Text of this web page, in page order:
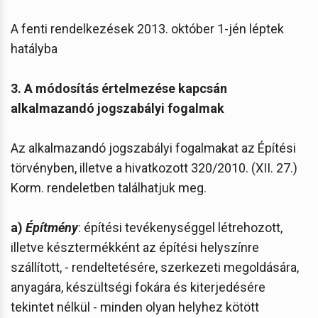
A fenti rendelkezések 2013. október 1-jén léptek
hatályba
3. A módosítás értelmezése kapcsán
alkalmazandó jogszabályi fogalmak
Az alkalmazandó jogszabályi fogalmakat az Építési
törvényben, illetve a hivatkozott 320/2010. (XII. 27.)
Korm. rendeletben találhatjuk meg.
a) Építmény: építési tevékenységgel létrehozott,
illetve késztermékként az építési helyszínre
szállított, - rendeltetésére, szerkezeti megoldására,
anyagára, készültségi fokára és kiterjedésére
tekintet nélkül - minden olyan helyhez kötött